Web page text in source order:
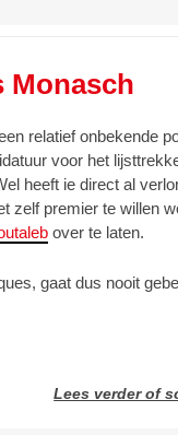
Monasch
relatief onbekende
voor het
heeft ie direct al
zelf premier te willen
over te laten.
gaat dus nooit
Lees verder of